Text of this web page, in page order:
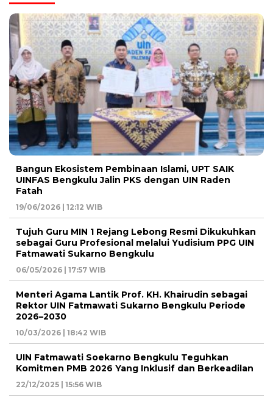
Bangun Ekosistem Pembinaan Islami, UPT SAIK
UINFAS Bengkulu Jalin PKS dengan UIN Raden
Fatah
19/06/2026 | 12:12 WIB
Tujuh Guru MIN 1 Rejang Lebong Resmi Dikukuhkan
sebagai Guru Profesional melalui Yudisium PPG UIN
Fatmawati Sukarno Bengkulu
06/05/2026 | 17:57 WIB
Menteri Agama Lantik Prof. KH. Khairudin sebagai
Rektor UIN Fatmawati Sukarno Bengkulu Periode
2026–2030
10/03/2026 | 18:42 WIB
UIN Fatmawati Soekarno Bengkulu Teguhkan
Komitmen PMB 2026 Yang Inklusif dan Berkeadilan
22/12/2025 | 15:56 WIB